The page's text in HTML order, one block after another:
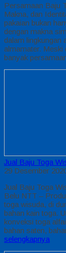
Persamaan Baju
Makna, dan
pakaian bukan
dengan makna
dalam lingkungan
almamater. Meski
banyak
Jual Baju Toga
29 Desember
Jual Baju Toga
Belu NTT –
toga wisuda, di
bahan kain toga.
konveksi toga
bahan saten,
selengkapnya